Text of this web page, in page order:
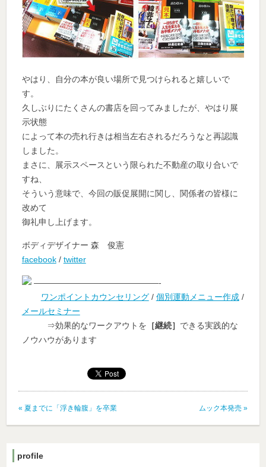
やはり、自分の本が良い場所で見つけられると嬉しいで
す。
久しぶりにたくさんの書店を回ってみましたが、やはり展
示状態
によって本の売れ行きは相当左右されるだろうなと再認識
しました。
まさに、展示スペースという限られた不動産の取り合いで
すね、
そういう意味で、今回の販促展開に関し、関係者の皆様に
改めて
御礼申し上げます。
ボディデザイナー 森 俊憲
facebook/ twitter
———————————————-
ワンポイントカウンセリング/ 個別運動メニュー作成/
メールセミナー
⇒効果的なワークアウトを ［継続］ できる実践的な
ノウハウがあります
« 夏までに「浮き輪腹」を卒業 ムック本発売 »
profile